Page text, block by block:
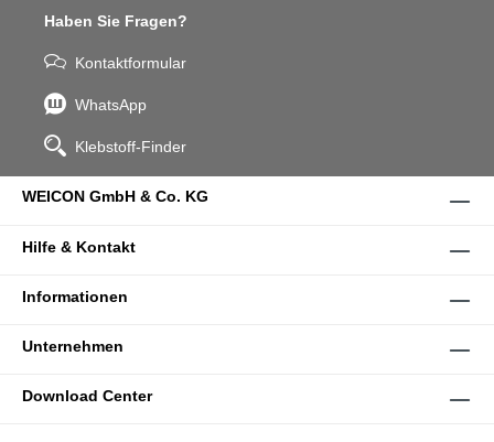
Haben Sie Fragen?
Kontaktformular
WhatsApp
Klebstoff-Finder
WEICON GmbH & Co. KG
Hilfe & Kontakt
Informationen
Unternehmen
Download Center